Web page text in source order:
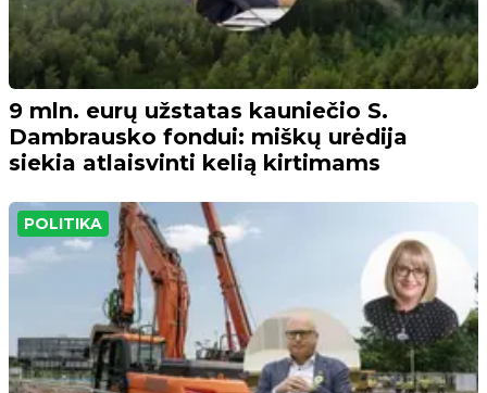
9 mln. eurų užstatas kauniečio S.
Dambrausko fondui: miškų urėdija
siekia atlaisvinti kelią kirtimams
POLITIKA